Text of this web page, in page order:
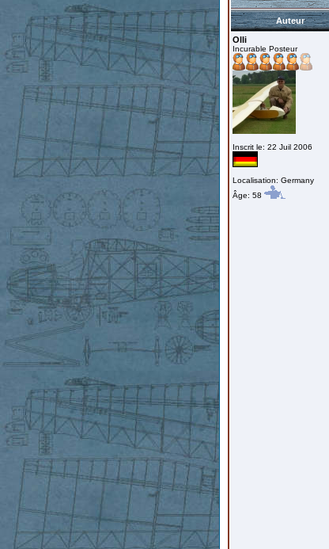
Auteur
Olli
Incurable Posteur
Inscrit le: 22 Juil 2006
Localisation: Germany
Âge: 58